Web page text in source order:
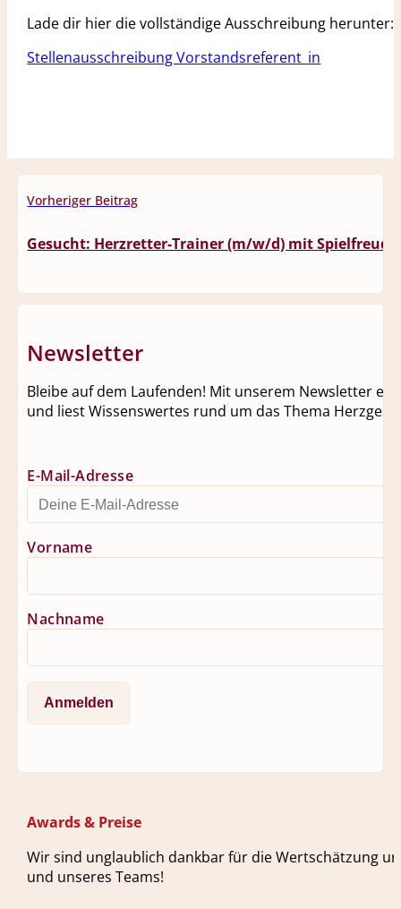
Lade dir hier die vollständige Ausschreibung herunter:
Stellenausschreibung Vorstandsreferent_in
Vorheriger Beitrag
Gesucht: Herzretter-Trainer (m/w/d) mit Spielfreude
Newsletter
Bleibe auf dem Laufenden! Mit unserem Newsletter
und liest Wissenswertes rund um das Thema
E-Mail-Adresse
Vorname
Nachname
Awards & Preise
Wir sind unglaublich dankbar für die Wertschätzung
und unseres Teams!